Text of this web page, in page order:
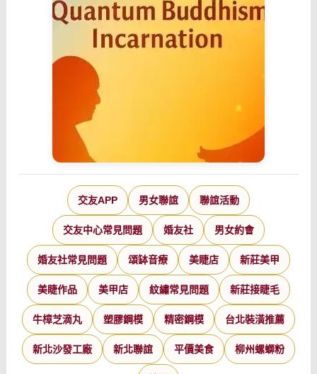
交友APP 男女聯誼 聯誼活動
交友中心常見問題 婚友社 男女約會
婚友社常見問題 頌缽音療 美睫店 新莊美甲
美睫作品 美甲店 紋繡常見問題 新莊接睫毛
牛樟芝滴丸 塑膠鋼模 精密鋼模 台北裝潢推薦
新北沙發工廠 新北聯誼 平價美食 柳州螺螄粉